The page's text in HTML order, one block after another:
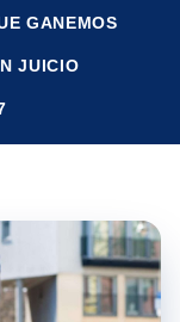
GANEMOS
JUICIO